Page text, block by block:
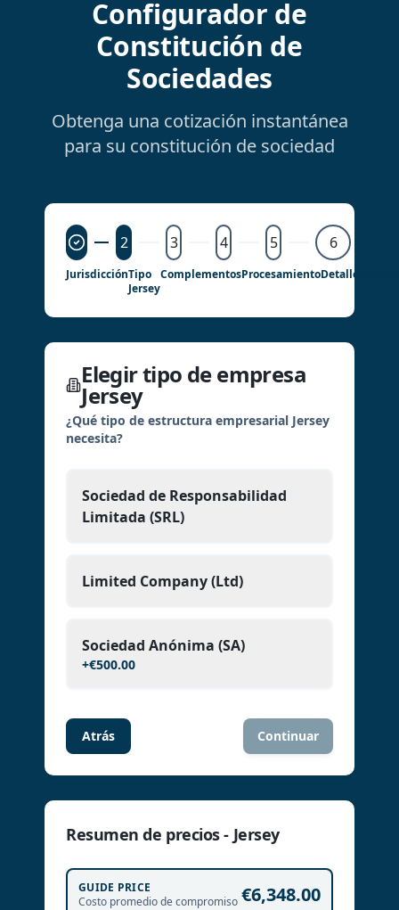
Configurador de
Constitución de
Sociedades
Obtenga una cotización instantánea
para su constitución de sociedad
2 3 4 5 6
JurisdicciónTipo
Jersey
ComplementosProcesamientoDetalles
Elegir tipo de empresa
Jersey
¿Qué tipo de estructura empresarial Jersey
necesita?
Sociedad de Responsabilidad
Limitada (SRL)
Limited Company (Ltd)
Sociedad Anónima (SA)
+€500.00
Atrás Continuar
Resumen de precios - Jersey
GUIDE PRICE
Costo promedio de compromiso €6,348.00